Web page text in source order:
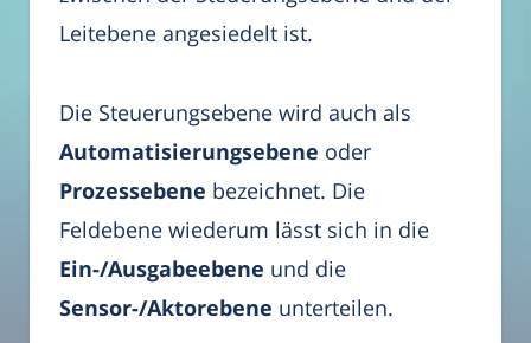
Leitebene angesiedelt ist.
Die Steuerungsebene wird auch als
Automatisierungsebene oder
Prozessebene bezeichnet. Die
Feldebene wiederum lässt sich in die
Ein-/Ausgabeebene und die
Sensor-/Aktorebene unterteilen.